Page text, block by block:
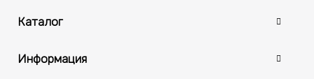
Каталог
Информация